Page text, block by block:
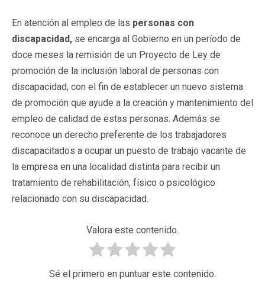
En atención al empleo de las personas con
discapacidad, se encarga al Gobierno en un período de
doce meses la remisión de un Proyecto de Ley de
promoción de la inclusión laboral de personas con
discapacidad, con el fin de establecer un nuevo sistema
de promoción que ayude a la creación y mantenimiento del
empleo de calidad de estas personas. Además se
reconoce un derecho preferente de los trabajadores
discapacitados a ocupar un puesto de trabajo vacante de
la empresa en una localidad distinta para recibir un
tratamiento de rehabilitación, físico o psicológico
relacionado con su discapacidad.
Valora este contenido.
Sé el primero en puntuar este contenido.